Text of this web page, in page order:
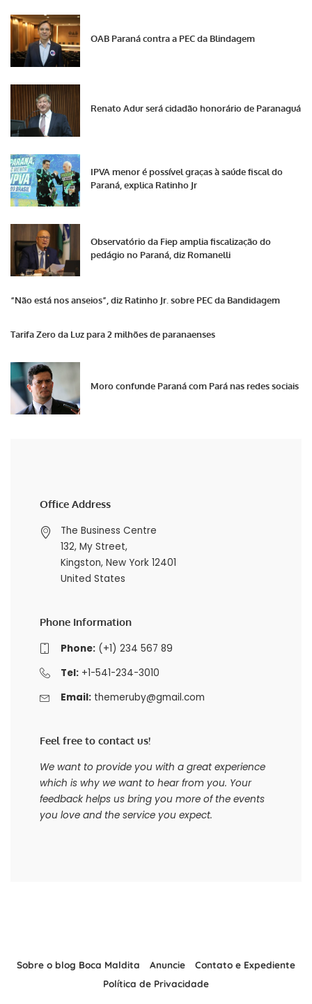
OAB Paraná contra a PEC da Blindagem
Renato Adur será cidadão honorário de Paranaguá
IPVA menor é possível graças à saúde fiscal do
Paraná, explica Ratinho Jr
Observatório da Fiep amplia fiscalização do
pedágio no Paraná, diz Romanelli
“Não está nos anseios”, diz Ratinho Jr. sobre PEC da Bandidagem
Tarifa Zero da Luz para 2 milhões de paranaenses
Moro confunde Paraná com Pará nas redes sociais
Office Address
The Business Centre
132, My Street,
Kingston, New York 12401
United States
Phone Information
Phone:(+1) 234 567 89
Tel:+1-541-234-3010
Email: themeruby@gmail.com
Feel free to contact us!
We want to provide you with a great experience
which is why we want to hear from you. Your
feedback helps us bring you more of the events
you love and the service you expect.
Sobre o blog Boca Maldita Anuncie
Contato e Expediente
Política de Privacidade